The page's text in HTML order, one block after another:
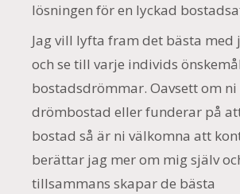
lösningen för en lyckad
Jag vill lyfta fram det bästa med
och se till varje individs
bostadsdrömmar. Oavsett om
drömbostad eller funderar på
bostad så är ni välkomna att
berättar jag mer om mig själv
tillsammans skapar de bästa